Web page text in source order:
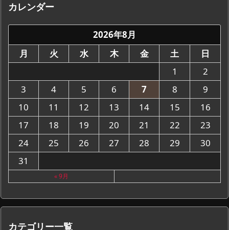
カレンダー
2026年8月
月
火 水 木 金 土
日
1
2
3
4 5 6 7 8
9
10
11 12 13 14 15
16
17
18 19 20 21 22
23
24
25 26 27 28 29
30
31
« 9月
カテゴリー一覧